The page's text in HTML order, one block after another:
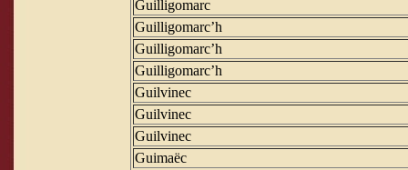
Guilligomarc
Guilligomarc’h
Guilligomarc’h
Guilligomarc’h
Guilvinec
Guilvinec
Guilvinec
Guimaëc